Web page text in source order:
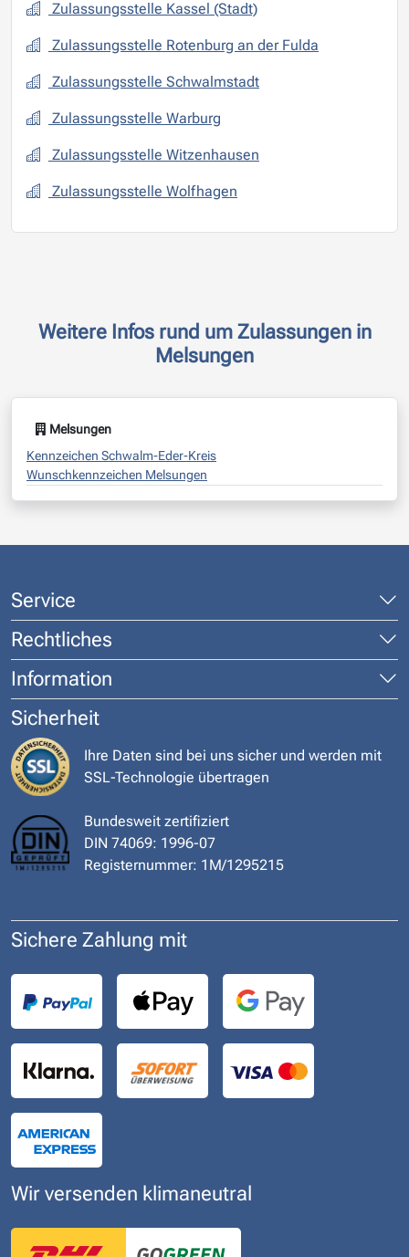
Zulassungsstelle Kassel (Stadt)
Zulassungsstelle Rotenburg an der Fulda
Zulassungsstelle Schwalmstadt
Zulassungsstelle Warburg
Zulassungsstelle Witzenhausen
Zulassungsstelle Wolfhagen
Weitere Infos rund um Zulassungen in
Melsungen
Melsungen
Kennzeichen Schwalm-Eder-Kreis
Wunschkennzeichen Melsungen
Service
Rechtliches
Information
Sicherheit
Ihre Daten sind bei uns sicher und werden mit
SSL-Technologie übertragen
Bundesweit zertifiziert
DIN 74069: 1996-07
Registernummer: 1M/1295215
Sichere Zahlung mit
Wir versenden klimaneutral